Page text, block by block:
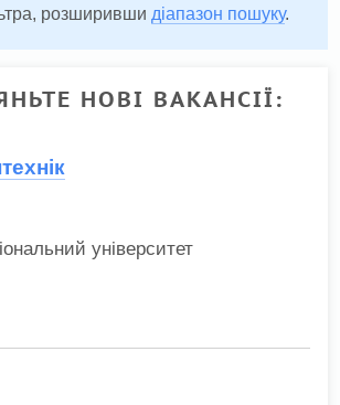
розширивши діапазон пошуку.
НОВІ ВАКАНСІЇ:
університет